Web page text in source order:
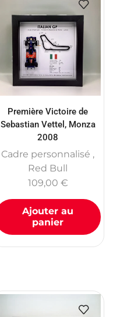
Première Victoire de
Sebastian Vettel, Monza
2008
Cadre personnalisé ,
Red Bull
109,00 €
Ajouter au
panier